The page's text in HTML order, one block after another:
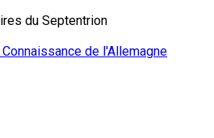
du Septentrion
de l'Allemagne